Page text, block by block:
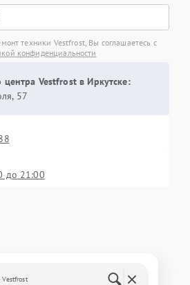
техники Vestfrost, Вы соглашаетесь с
конфиденциальности
центра Vestfrost в Иркутске:
57
до 21:00